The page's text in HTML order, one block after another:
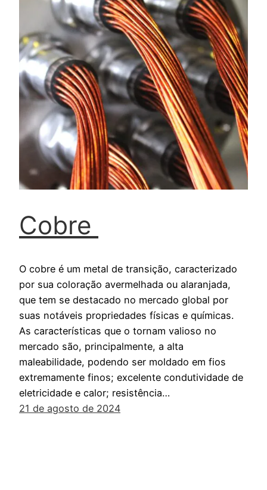
Cobre
O cobre é um metal de transição, caracterizado
por sua coloração avermelhada ou alaranjada,
que tem se destacado no mercado global por
suas notáveis propriedades físicas e químicas.
As características que o tornam valioso no
mercado são, principalmente, a alta
maleabilidade, podendo ser moldado em fios
extremamente finos; excelente condutividade de
eletricidade e calor; resistência…
21 de agosto de 2024